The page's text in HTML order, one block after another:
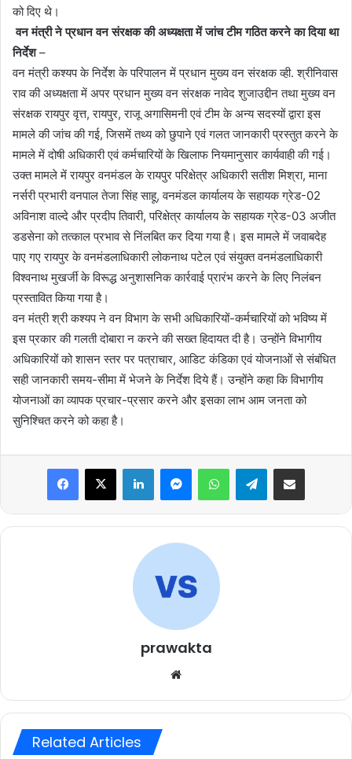
को दिए थे।
वन मंत्री ने प्रधान वन संरक्षक की अध्यक्षता में जांच टीम गठित करने का दिया था
निर्देश–
वन मंत्री कश्यप के निर्देश के परिपालन में प्रधान मुख्य वन संरक्षक व्ही. श्रीनिवास
राव की अध्यक्षता में अपर प्रधान मुख्य वन संरक्षक नावेद शुजाउद्दीन तथा मुख्य वन
संरक्षक रायपुर वृत्त, रायपुर, राजू अगासिमनी एवं टीम के अन्य सदस्यों द्वारा इस
मामले की जांच की गई, जिसमें तथ्य को छुपाने एवं गलत जानकारी प्रस्तुत करने के
मामले में दोषी अधिकारी एवं कर्मचारियों के खिलाफ नियमानुसार कार्यवाही की गई।
उक्त मामले में रायपुर वनमंडल के रायपुर परिक्षेत्र अधिकारी सतीश मिश्रा, माना
नर्सरी प्रभारी वनपाल तेजा सिंह साहू, वनमंडल कार्यालय के सहायक ग्रेड-02
अविनाश वाल्दे और प्रदीप तिवारी, परिक्षेत्र कार्यालय के सहायक ग्रेड-03 अजीत
डडसेना को तत्काल प्रभाव से निंलबित कर दिया गया है। इस मामले में जवाबदेह
पाए गए रायपुर के वनमंडलाधिकारी लोकनाथ पटेल एवं संयुक्त वनमंडलाधिकारी
विश्वनाथ मुखर्जी के विरूद्ध अनुशासनिक कार्रवाई प्रारंभ करने के लिए निलंबन
प्रस्तावित किया गया है।
वन मंत्री श्री कश्यप ने वन विभाग के सभी अधिकारियों-कर्मचारियों को भविष्य में
इस प्रकार की गलती दोबारा न करने की सख्त हिदायत दी है। उन्होंने विभागीय
अधिकारियों को शासन स्तर पर पत्राचार, आडिट कंडिका एवं योजनाओं से संबंधित
सही जानकारी समय-सीमा में भेजने के निर्देश दिये हैं। उन्होंने कहा कि विभागीय
योजनाओं का व्यापक प्रचार-प्रसार करने और इसका लाभ आम जनता को
सुनिश्चित करने को कहा है।
Facebook
X LinkedInMessengerWhatsAppTelegramShare via Email
prawakta
Related Articles